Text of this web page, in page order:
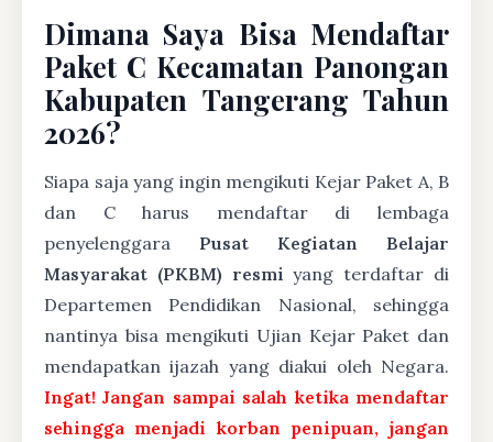
Dimana Saya Bisa Mendaftar
Paket C Kecamatan Panongan
Kabupaten Tangerang Tahun
2026?
Siapa saja yang ingin mengikuti Kejar Paket A, B
dan C harus mendaftar di lembaga
penyelenggara Pusat Kegiatan Belajar
Masyarakat (PKBM) resmi yang terdaftar di
Departemen Pendidikan Nasional, sehingga
nantinya bisa mengikuti Ujian Kejar Paket dan
mendapatkan ijazah yang diakui oleh Negara.
Ingat! Jangan sampai salah ketika mendaftar
sehingga menjadi korban penipuan, jangan